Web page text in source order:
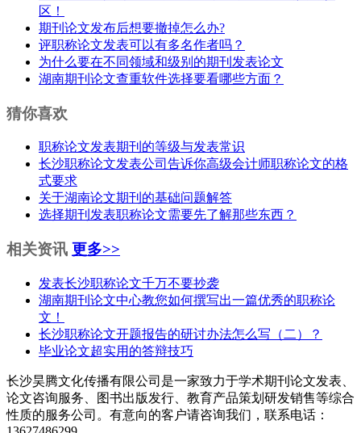
区！
期刊论文发布后想要撤掉怎么办?
评职称论文发表可以有多名作者吗？
为什么要在不同领域和级别的期刊发表论文
湖南期刊论文查重软件选择要看哪些方面？
猜你喜欢
职称论文发表期刊的等级与发表常识
长沙职称论文​发表公司告诉你高级会计师职称论文的格
式要求
关于湖南论文期刊的基础问题解答
选择期刊发表职称论文需要先了解那些东西？
相关资讯 更多>>
发表长沙职称论文千万不要抄袭
湖南期刊论文中心教您如何撰写出一篇优秀的职称论
文！
长沙职称论文开题报告的研讨办法怎么写（二）？
毕业论文超实用的答辩技巧
长沙昊腾文化传播有限公司是一家致力于学术期刊论文发表、
论文咨询服务、图书出版发行、教育产品策划研发销售等综合
性质的服务公司。有意向的客户请咨询我们，联系电话：